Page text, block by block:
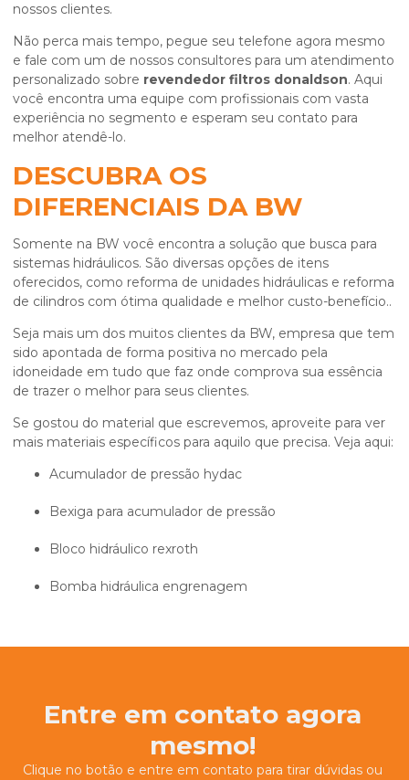
nossos clientes.
Não perca mais tempo, pegue seu telefone agora mesmo
e fale com um de nossos consultores para um atendimento
personalizado sobre revendedor filtros donaldson. Aqui
você encontra uma equipe com profissionais com vasta
experiência no segmento e esperam seu contato para
melhor atendê-lo.
DESCUBRA OS
DIFERENCIAIS DA BW
Somente na BW você encontra a solução que busca para
sistemas hidráulicos. São diversas opções de itens
oferecidos, como reforma de unidades hidráulicas e reforma
de cilindros com ótima qualidade e melhor custo-benefício..
Seja mais um dos muitos clientes da BW, empresa que tem
sido apontada de forma positiva no mercado pela
idoneidade em tudo que faz onde comprova sua essência
de trazer o melhor para seus clientes.
Se gostou do material que escrevemos, aproveite para ver
mais materiais específicos para aquilo que precisa. Veja aqui:
acumulador de pressão hydac
bexiga para acumulador de pressão
bloco hidráulico rexroth
bomba hidráulica engrenagem
Entre em contato agora
mesmo!
Clique no botão e entre em contato para tirar dúvidas ou